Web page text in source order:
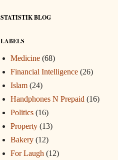
STATISTIK BLOG
LABELS
Medicine (68)
Financial Intelligence (26)
Islam (24)
Handphones N Prepaid (16)
Politics (16)
Property (13)
Bakery (12)
For Laugh (12)